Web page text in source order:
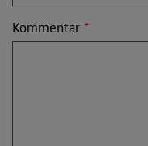
Kommentar *